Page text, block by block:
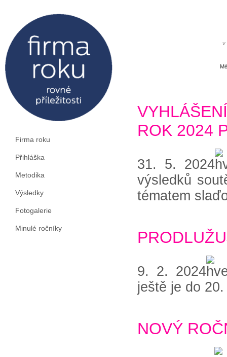
v
Firma roku
Přihláška
Metodika
Výsledky
Fotogalerie
Minulé ročníky
ROK 2024
31. 5. 2024
výsledků
tématem
9. 2. 2024
ještě je do
NOVÝ